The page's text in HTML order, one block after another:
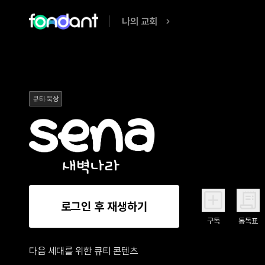
나의 교회
큐티·묵상
로그인 후 재생하기
구독 통독표
다음 세대를 위한 큐티 콘텐츠